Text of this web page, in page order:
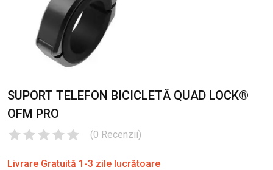
SUPORT TELEFON BICICLETĂ QUAD LOCK®
OFM PRO
(0 Recenzii)
Livrare Gratuită 1-3 zile lucrătoare